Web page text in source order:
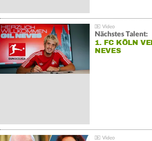
Nächstes Talent:
1. FC KÖLN
NEVES